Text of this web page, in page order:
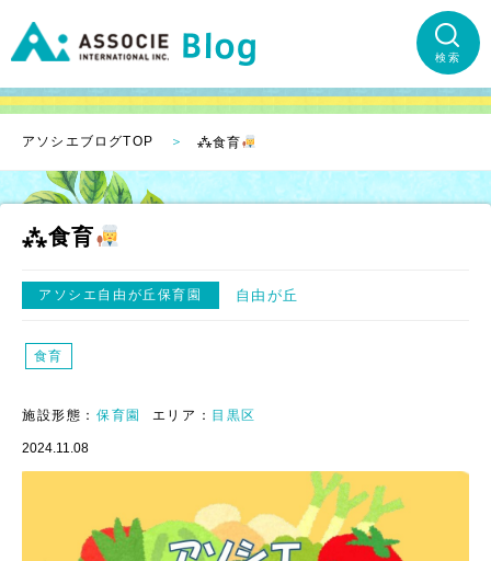
検索
アソシエブログTOP ⁂食育
⁂食育
アソシエ自由が丘保育園 自由が丘
食育
施設形態： 保育園 エリア： 目黒区
2024.11.08